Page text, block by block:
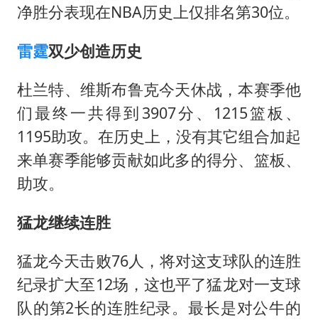
净胜分表现在NBA历史上仅排名第30位。
雷霆双少创造历史
杜兰特、维斯布鲁克今天休战，本赛季他
们最终一共得到3907分、1215篮板、
1195助攻。在历史上，没有其它组合加起
来单赛季能够贡献如此多的得分、篮板、
助攻。
猛龙继续连胜
猛龙今天击败76人，将对这支球队的连胜
纪录扩大至12场，这也平了猛龙对一支球
队的第2长的连胜纪录。最长是对公牛的